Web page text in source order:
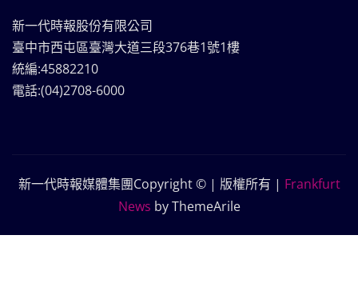
新一代時報股份有限公司
臺中市西屯區臺灣大道三段376巷1號1樓
統編:45882210
電話:(04)2708-6000
新一代時報媒體集團Copyright © | 版權所有 | Frankfurt
News by ThemeArile